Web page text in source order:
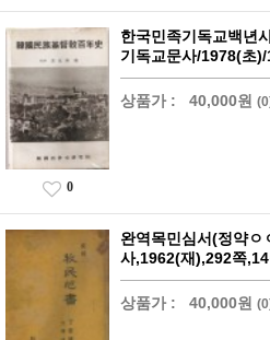
한국민족기독교백년
기독교문사/1978(초
상품가 : 40,000원
0
완역목민심서(정약ㅇ
사,1962(재),292쪽
상품가 : 40,000원